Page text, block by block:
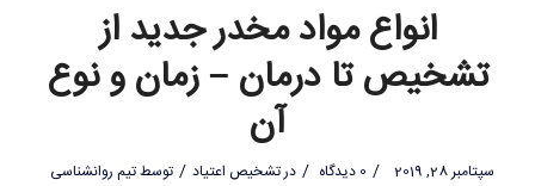
انواع مواد مخدر جدید از
تشخیص تا درمان – زمان و نوع
آن
سپتامبر 28, 2019 / 0 دیدگاه / درتشخیص اعتیاد / توسطتیم روانشناسی